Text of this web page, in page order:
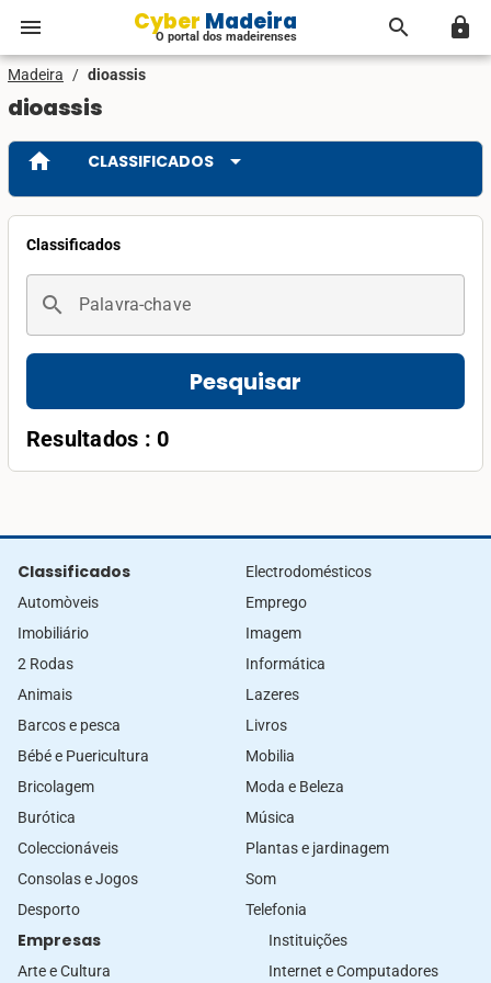
menu Cyber Madeira
O portal dos madeirenses search lock
Madeira / dioassis
dioassis
home CLASSIFICADOS arrow_drop_down
Classificados
search Palavra-chave
Pesquisar
Resultados : 0
Classificados
Automòveis
Imobiliário
2 Rodas
Animais
Barcos e pesca
Bébé e Puericultura
Bricolagem
Burótica
Coleccionáveis
Consolas e Jogos
Desporto
Electrodomésticos
Emprego
Imagem
Informática
Lazeres
Livros
Mobilia
Moda e Beleza
Música
Plantas e jardinagem
Som
Telefonia
Empresas
Arte e Cultura
Instituições
Internet e Computadores